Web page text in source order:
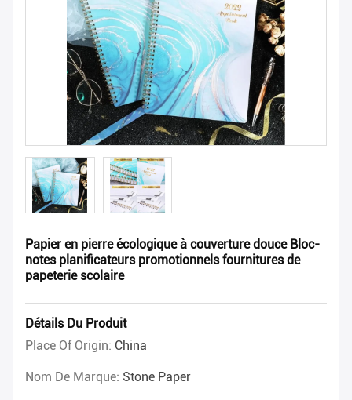
Papier en pierre écologique à couverture douce Bloc-
notes planificateurs promotionnels fournitures de
papeterie scolaire
Détails Du Produit
Place Of Origin: China
Nom De Marque: Stone Paper